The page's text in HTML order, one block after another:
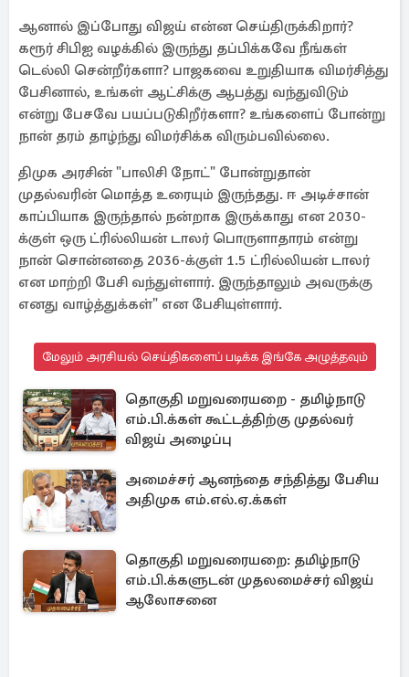
ஆனால் இப்போது விஜய் என்ன செய்திருக்கிறார்?
கரூர் சிபிஐ வழக்கில் இருந்து தப்பிக்கவே நீங்கள்
டெல்லி சென்றீர்களா? பாஜகவை உறுதியாக விமர்சித்து
பேசினால், உங்கள் ஆட்சிக்கு ஆபத்து வந்துவிடும்
என்று பேசவே பயப்படுகிறீர்களா? உங்களைப் போன்று
நான் தரம் தாழ்ந்து விமர்சிக்க விரும்பவில்லை.
திமுக அரசின் "பாலிசி நோட்" போன்றுதான்
முதல்வரின் மொத்த உரையும் இருந்தது. ஈ அடிச்சான்
காப்பியாக இருந்தால் நன்றாக இருக்காது என 2030-
க்குள் ஒரு ட்ரில்லியன் டாலர் பொருளாதாரம் என்று
நான் சொன்னதை 2036-க்குள் 1.5 ட்ரில்லியன் டாலர்
என மாற்றி பேசி வந்துள்ளார். இருந்தாலும் அவருக்கு
எனது வாழ்த்துக்கள்" என பேசியுள்ளார்.
மேலும் அரசியல் செய்திகளைப் படிக்க இங்கே அழுத்தவும்
தொகுதி மறுவரையறை - தமிழ்நாடு
எம்.பி.க்கள் கூட்டத்திற்கு முதல்வர்
விஜய் அழைப்பு
அமைச்சர் ஆனந்தை சந்தித்து பேசிய
அதிமுக எம்.எல்.ஏ.க்கள்
தொகுதி மறுவரையறை: தமிழ்நாடு
எம்.பி.க்களுடன் முதலமைச்சர் விஜய்
ஆலோசனை